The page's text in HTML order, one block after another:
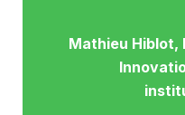
Mathieu Hiblot,